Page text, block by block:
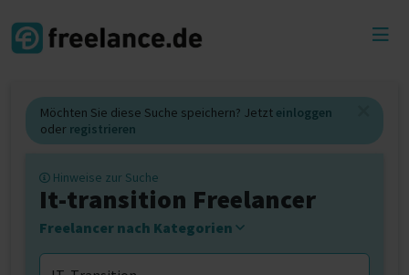
Möchten Sie diese Suche speichern? Jetzt einloggen
oder registrieren
Hinweise zur Suche
It-transition Freelancer
Freelancer nach Kategorien